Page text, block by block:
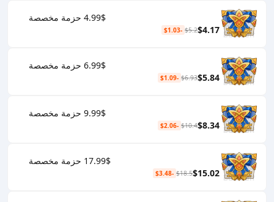
4.99$ حزمة مخصصة
$4.17
$5.2
-$1.03
6.99$ حزمة مخصصة
$5.84
$6.93
-$1.09
9.99$ حزمة مخصصة
$8.34
$10.4
-$2.06
17.99$ حزمة مخصصة
$15.02
$18.5
-$3.48